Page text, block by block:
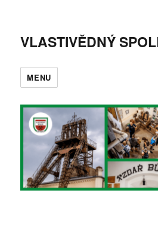
VLASTIVĚDNÝ
MENU